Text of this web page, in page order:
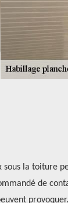
sous la toiture
de